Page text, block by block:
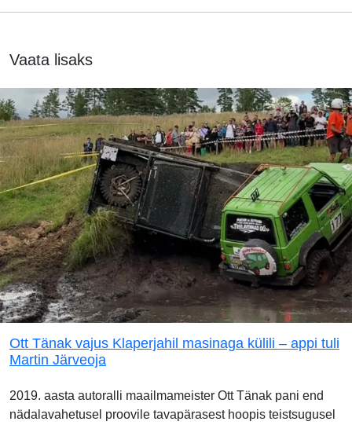
Vaata lisaks
Ott Tänak vajus Klaperjahil masinaga külili – appi tuli
Martin Järveoja
2019. aasta autoralli maailmameister Ott Tänak pani end
nädalavahetusel proovile tavapärasest hoopis teistsugusel